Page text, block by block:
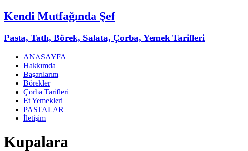
Kendi Mutfağında Şef
Pasta, Tatlı, Börek, Salata, Çorba, Yemek Tarifleri
ANASAYFA
Hakkımda
Başarılarım
Börekler
Çorba Tarifleri
Et Yemekleri
PASTALAR
İletişim
Kupalara